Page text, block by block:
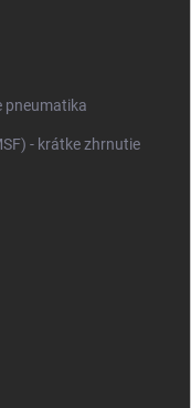
pneumatika
- krátke zhrnutie